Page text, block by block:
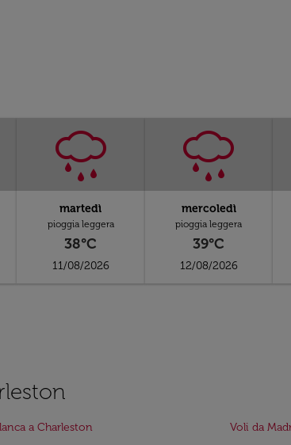
martedì
pioggia leggera
38°C
11/08/2026
mercoledì
pioggia leggera
39°C
12/08/2026
a Charleston
Voli da